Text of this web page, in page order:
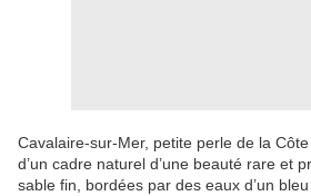
Cavalaire-sur-Mer, petite perle de la
d’un cadre naturel d’une beauté rare et
sable fin, bordées par des eaux d’un